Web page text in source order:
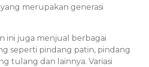
merupakan generasi
ini juga menjual berbagai
seperti pindang patin, pindang
tulang dan lainnya. Variasi